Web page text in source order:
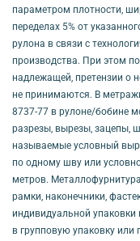
параметром плотности,
переделах 5% от
рулона в связи с
производства. При этом
надлежащей, претензии о
не принимаются. В
8737-77 в рулоне/бобине
разрезы, вырезы, зацепы,
называемые условный
по одному шву или
метров.
рамки, наконечники,
индивидуальной
в групповую упаковку или